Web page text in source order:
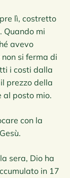
lì, costretto
Quando mi
avevo
si ferma di
i costi dalla
prezzo della
al posto mio.
con la
sera, Dio ha
in 17